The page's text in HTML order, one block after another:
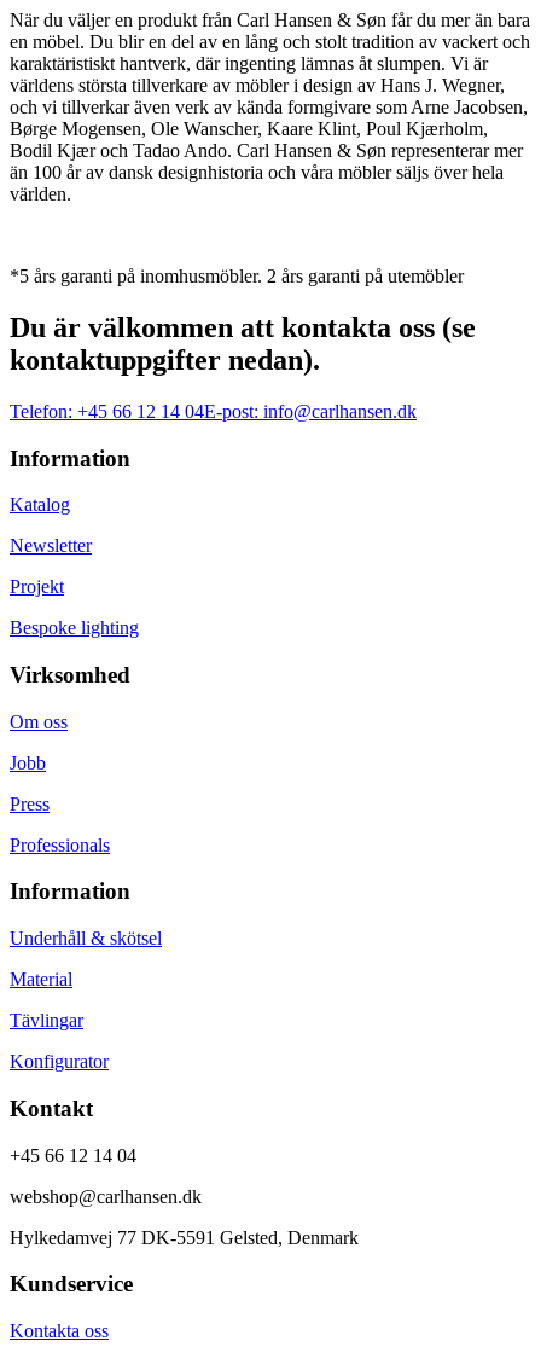
När du väljer en produkt från Carl Hansen & Søn får du mer än bara
en möbel. Du blir en del av en lång och stolt tradition av vackert och
karaktäristiskt hantverk, där ingenting lämnas åt slumpen. Vi är
världens största tillverkare av möbler i design av Hans J. Wegner,
och vi tillverkar även verk av kända formgivare som Arne Jacobsen,
Børge Mogensen, Ole Wanscher, Kaare Klint, Poul Kjærholm,
Bodil Kjær och Tadao Ando. Carl Hansen & Søn representerar mer
än 100 år av dansk designhistoria och våra möbler säljs över hela
världen.
*5 års garanti på inomhusmöbler. 2 års garanti på utemöbler
Du är välkommen att kontakta oss (se
kontaktuppgifter nedan).
Telefon: +45 66 12 14 04E-post: info@carlhansen.dk
Information
Katalog
Newsletter
Projekt
Bespoke lighting
Virksomhed
Om oss
Jobb
Press
Professionals
Information
Underhåll & skötsel
Material
Tävlingar
Konfigurator
Kontakt
+45 66 12 14 04
webshop@carlhansen.dk
Hylkedamvej 77 DK-5591 Gelsted, Denmark
Kundservice
Kontakta oss